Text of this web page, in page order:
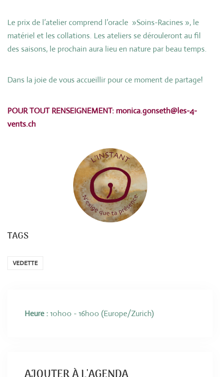
Le prix de l’atelier comprend l’oracle »Soins-Racines », le
matériel et les collations. Les ateliers se dérouleront au fil
des saisons, le prochain aura lieu en nature par beau temps.
Dans la joie de vous accueillir pour ce moment de partage!
POUR TOUT RENSEIGNEMENT: monica.gonseth@les-4-
vents.ch
TAGS
VEDETTE
Heure :10h00 - 16h00 (Europe/Zurich)